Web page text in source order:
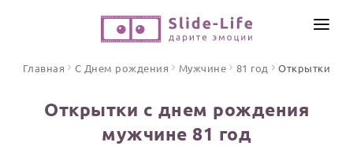
ПО ФОРМАТУ
ИНСТРУМЕНТЫ
Главная С Днем рождения Мужчине 81 год Открытки
Открытки с днем рождения
мужчине 81 год